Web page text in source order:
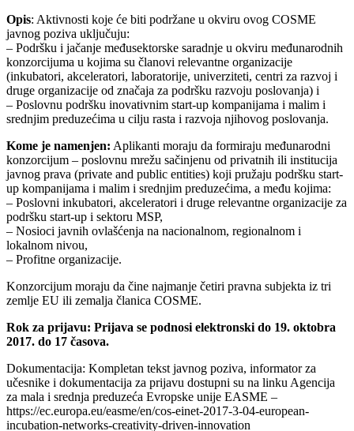
Opis: Aktivnosti koje će biti podržane u okviru ovog COSME
javnog poziva uključuju:
– Podršku i jačanje međusektorske saradnje u okviru međunarodnih
konzorcijuma u kojima su članovi relevantne organizacije
(inkubatori, akceleratori, laboratorije, univerziteti, centri za razvoj i
druge organizacije od značaja za podršku razvoju poslovanja) i
– Poslovnu podršku inovativnim start-up kompanijama i malim i
srednjim preduzećima u cilju rasta i razvoja njihovog poslovanja.
Kome je namenjen: Aplikanti moraju da formiraju međunarodni
konzorcijum – poslovnu mrežu sačinjenu od privatnih ili institucija
javnog prava (private and public entities) koji pružaju podršku start-
up kompanijama i malim i srednjim preduzećima, a među kojima:
– Poslovni inkubatori, akceleratori i druge relevantne organizacije za
podršku start-up i sektoru MSP,
– Nosioci javnih ovlašćenja na nacionalnom, regionalnom i
lokalnom nivou,
– Profitne organizacije.
Konzorcijum moraju da čine najmanje četiri pravna subjekta iz tri
zemlje EU ili zemalja članica COSME.
Rok za prijavu: Prijava se podnosi elektronski do 19. oktobra
2017. do 17 časova.
Dokumentacija: Kompletan tekst javnog poziva, informator za
učesnike i dokumentacija za prijavu dostupni su na linku Agencija
za mala i srednja preduzeća Evropske unije EASME –
https://ec.europa.eu/easme/en/cos-einet-2017-3-04-european-
incubation-networks-creativity-driven-innovation